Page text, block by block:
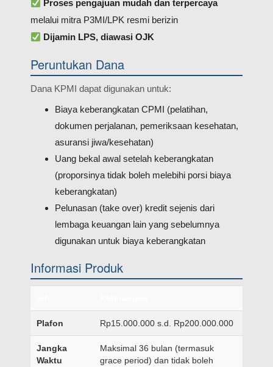
Proses pengajuan mudah dan terpercaya
melalui mitra P3MI/LPK resmi berizin
Dijamin LPS, diawasi OJK
Peruntukan Dana
Dana KPMI dapat digunakan untuk:
Biaya keberangkatan CPMI (pelatihan,
dokumen perjalanan, pemeriksaan kesehatan,
asuransi jiwa/kesehatan)
Uang bekal awal setelah keberangkatan
(proporsinya tidak boleh melebihi porsi biaya
keberangkatan)
Pelunasan (take over) kredit sejenis dari
lembaga keuangan lain yang sebelumnya
digunakan untuk biaya keberangkatan
Informasi Produk
Plafon Rp15.000.000 s.d. Rp200.000.000
Jangka
Waktu
Maksimal 36 bulan (termasuk
grace period) dan tidak boleh